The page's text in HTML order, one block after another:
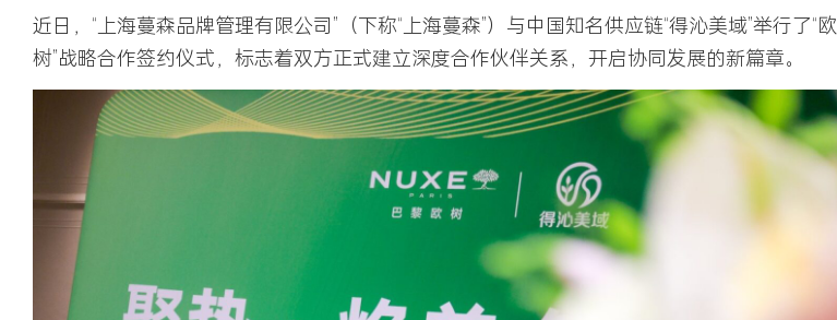
近日，“上海蔓森品牌管理有限公司”（下称“上海蔓森”）与中国知名供应链“得沁美域”举行了“欧
树”战略合作签约仪式，标志着双方正式建立深度合作伙伴关系，开启协同发展的新篇章。